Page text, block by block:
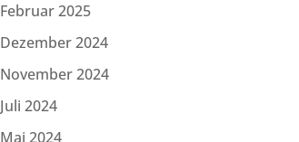
Februar 2025
Dezember 2024
November 2024
Juli 2024
Mai 2024